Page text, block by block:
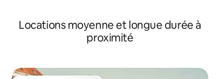
Locations moyenne et longue durée à
proximité